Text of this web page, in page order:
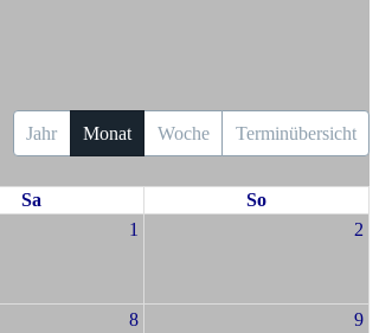
Jahr Monat Woche Terminübersicht
Sa
So
1 2
8 9